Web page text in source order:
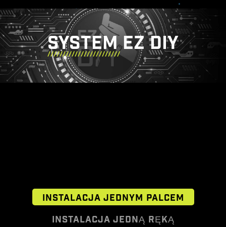
SYSTEM EZ DIY
INSTALACJA JEDNYM PALCEM
INSTALACJA JEDNĄ RĘKĄ